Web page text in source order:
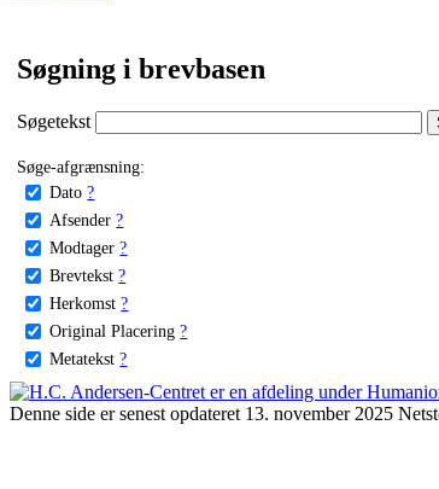
Søgning i brevbasen
Søgetekst
Søge-afgrænsning:
Dato ?
Afsender ?
Modtager ?
Brevtekst ?
Herkomst ?
Original Placering ?
Metatekst ?
Denne side er senest opdateret 13. november 2025